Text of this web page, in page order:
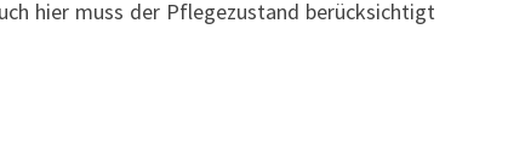
hier muss der Pflegezustand berücksichtigt